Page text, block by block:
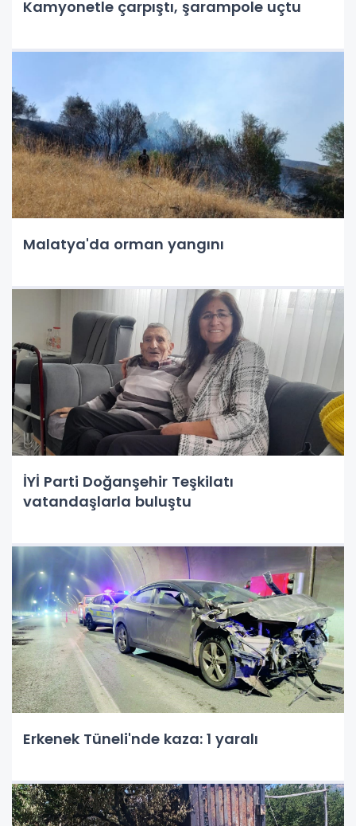
Kamyonetle çarpıştı, şarampole uçtu
Malatya'da orman yangını
İYİ Parti Doğanşehir Teşkilatı
vatandaşlarla buluştu
Erkenek Tüneli'nde kaza: 1 yaralı